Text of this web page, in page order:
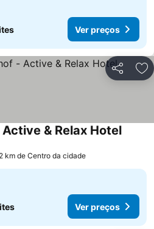
Ver preços
Partilhar
& Relax HotelVer
km de Centro da cidade
Ver preços